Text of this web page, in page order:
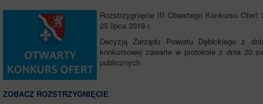
Rozstrzygnięcie III Otwartego Konkursu Ofert
25 lipca 2019 r.
Decyzją Zarządu Powiatu Dębickiego z
konkursowej zawarte w protokole z dnia 20
publicznych.
ZOBACZ ROZSTRZYGNIĘCIE